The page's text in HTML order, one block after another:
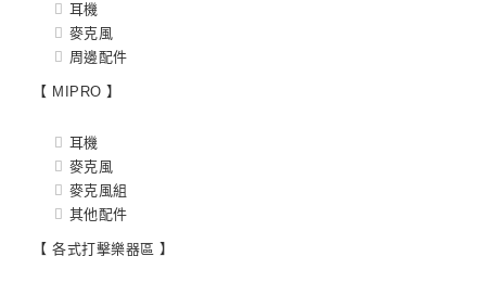
耳機
麥克風
周邊配件
【 MIPRO 】
耳機
麥克風
麥克風組
其他配件
【 各式打擊樂器區 】